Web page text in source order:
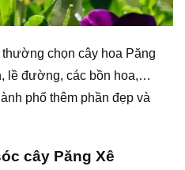
chọn cây hoa Păng
lề đường, các bồn hoa,…
phố thêm phần đẹp và
cây Păng Xê